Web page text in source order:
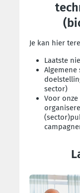
Je kan hier
Laatste
sector)
Voor